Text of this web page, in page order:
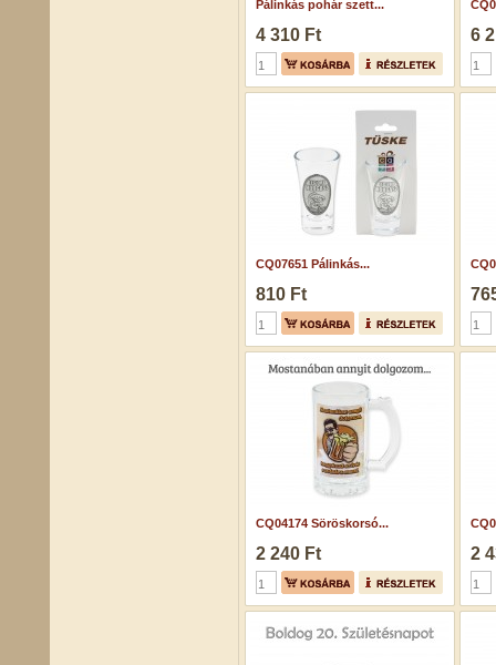
Pálinkás pohár szett...
4 310 Ft 6
CQ07651 Pálinkás...
810 Ft
CQ04174 Söröskorsó...
2 240 Ft 2